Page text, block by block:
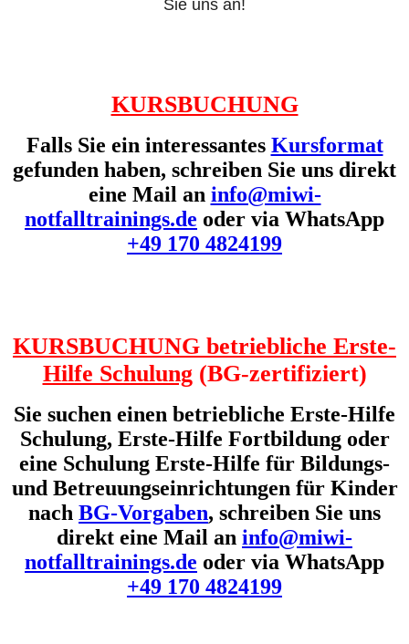
Sie uns an!
KURSBUCHUNG
Falls Sie ein interessantes Kursformat
gefunden haben, schreiben Sie uns direkt
eine Mail an info@miwi-
notfalltrainings.de oder via WhatsApp
+49 170 4824199
KURSBUCHUNG betriebliche Erste-
Hilfe Schulung(BG-zertifiziert)
Sie suchen einen betriebliche Erste-Hilfe
Schulung, Erste-Hilfe Fortbildung oder
eine Schulung Erste-Hilfe für Bildungs-
und Betreuungseinrichtungen für Kinder
nach BG-Vorgaben, schreiben Sie uns
direkt eine Mail an info@miwi-
notfalltrainings.de oder via WhatsApp
+49 170 4824199